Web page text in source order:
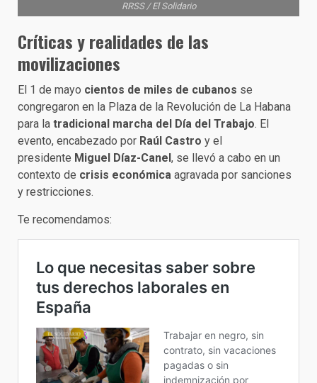
RRSS / El Solidario
Críticas y realidades de las
movilizaciones
El 1 de mayo cientos de miles de cubanos se
congregaron en la Plaza de la Revolución de La Habana
para la tradicional marcha del Día del Trabajo. El
evento, encabezado por Raúl Castro y el
presidente Miguel Díaz-Canel, se llevó a cabo en un
contexto de crisis económica agravada por sanciones
y restricciones.
Te recomendamos: